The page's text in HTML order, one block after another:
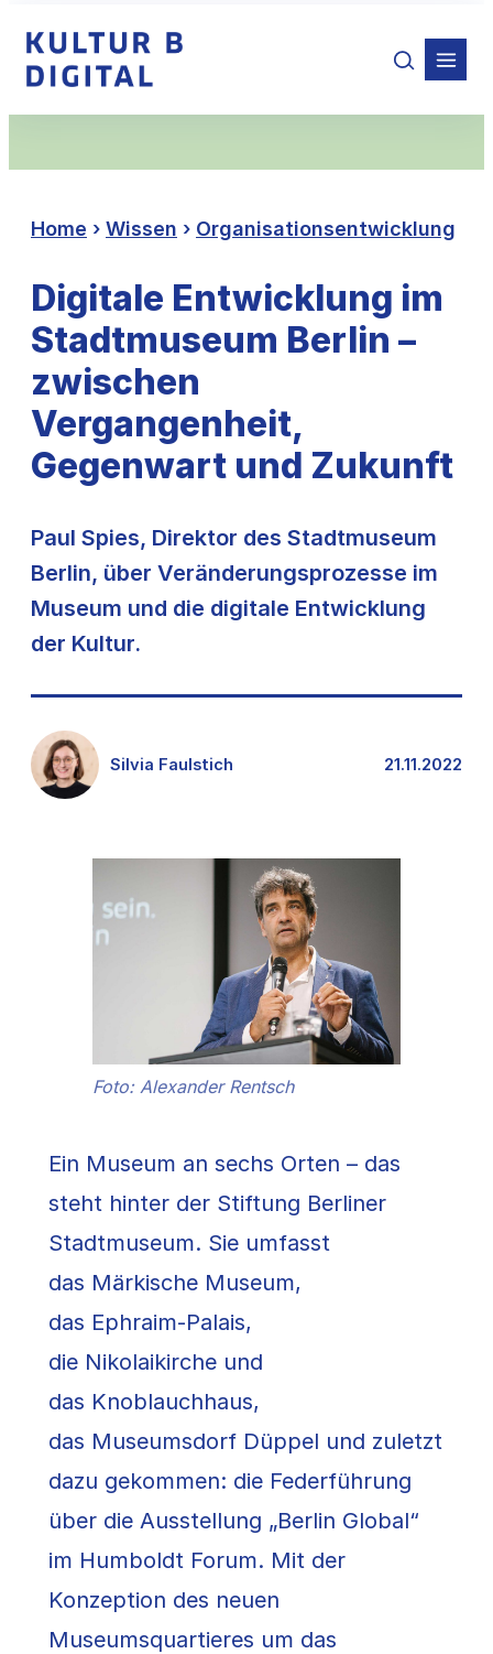
Inhalt
springen
Home › Wissen › Organisationsentwicklung
Digitale Entwicklung im
Stadtmuseum Berlin –
zwischen
Vergangenheit,
Gegenwart und Zukunft
Paul Spies, Direktor des Stadtmuseum
Berlin, über Veränderungsprozesse im
Museum und die digitale Entwicklung
der Kultur.
Silvia Faulstich 21.11.2022
Foto: Alexander Rentsch
Ein Museum an sechs Orten – das
steht hinter der Stiftung Berliner
Stadtmuseum. Sie umfasst
das Märkische Museum,
das Ephraim-Palais,
die Nikolaikirche und
das Knoblauchhaus,
das Museumsdorf Düppel und zuletzt
dazu gekommen: die Federführung
über die Ausstellung „Berlin Global“
im Humboldt Forum. Mit der
Konzeption des neuen
Museumsquartieres um das